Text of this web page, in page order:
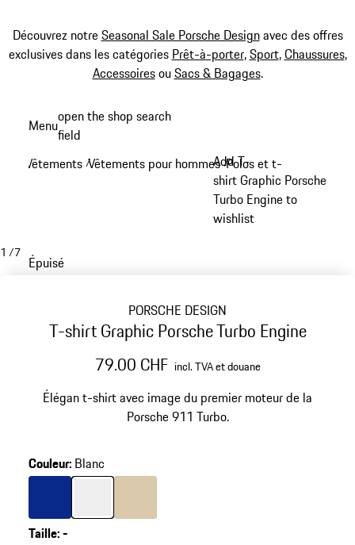
Découvrez notreSeasonal Sale Porsche Designavec des offres
exclusives dans les catégories Prêt-à-porter,Sport,Chaussures,
AccessoiresouSacs & Bagages.
principal
Menuopen the shop search
field
Vêtements /Vêtements pour hommes/Polos et t-shirts
Add T-
shirt Graphic Porsche
Turbo Engine to
wishlist
1 /7
Épuisé
PORSCHE DESIGN
T-shirt Graphic Porsche Turbo Engine
79.00 CHF incl. TVA et douane
Élégan t-shirt avec image du premier moteur de la
Porsche 911 Turbo.
Couleur: Blanc
Couleur
Bleu
CouleurBlanc
Couleur
Taille:-